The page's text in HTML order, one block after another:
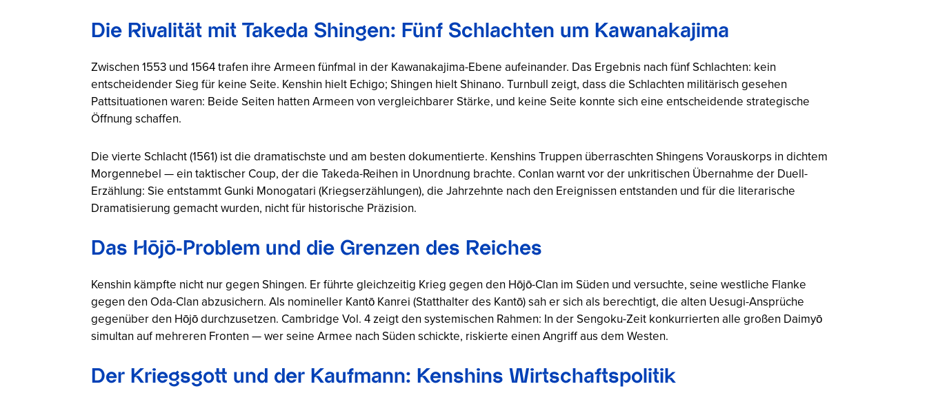
Die Rivalität mit Takeda Shingen: Fünf Schlachten um Kawanakajima
Zwischen 1553 und 1564 trafen ihre Armeen fünfmal in der Kawanakajima-Ebene aufeinander. Das Ergebnis nach fünf Schlachten: kein
entscheidender Sieg für keine Seite. Kenshin hielt Echigo; Shingen hielt Shinano. Turnbull zeigt, dass die Schlachten militärisch gesehen
Pattsituationen waren: Beide Seiten hatten Armeen von vergleichbarer Stärke, und keine Seite konnte sich eine entscheidende strategische
Öffnung schaffen.
Die vierte Schlacht (1561) ist die dramatischste und am besten dokumentierte. Kenshins Truppen überraschten Shingens Vorauskorps in dichtem
Morgennebel — ein taktischer Coup, der die Takeda-Reihen in Unordnung brachte. Conlan warnt vor der unkritischen Übernahme der Duell-
Erzählung: Sie entstammt Gunki Monogatari (Kriegserzählungen), die Jahrzehnte nach den Ereignissen entstanden und für die literarische
Dramatisierung gemacht wurden, nicht für historische Präzision.
Das Hōjō-Problem und die Grenzen des Reiches
Kenshin kämpfte nicht nur gegen Shingen. Er führte gleichzeitig Krieg gegen den Hōjō-Clan im Süden und versuchte, seine westliche Flanke
gegen den Oda-Clan abzusichern. Als nomineller Kantō Kanrei (Statthalter des Kantō) sah er sich als berechtigt, die alten Uesugi-Ansprüche
gegenüber den Hōjō durchzusetzen. Cambridge Vol. 4 zeigt den systemischen Rahmen: In der Sengoku-Zeit konkurrierten alle großen Daimyō
simultan auf mehreren Fronten — wer seine Armee nach Süden schickte, riskierte einen Angriff aus dem Westen.
Der Kriegsgott und der Kaufmann: Kenshins Wirtschaftspolitik